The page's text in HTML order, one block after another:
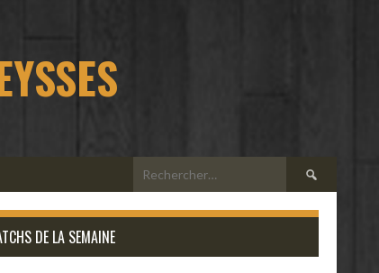
Rechercher :
DE LA SEMAINE